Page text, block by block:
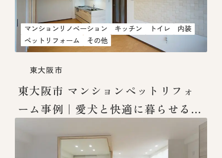
マンションリノベーション キッチン トイレ
内装
ペットリフォーム
その他
東大阪市
東大阪市 マンションペットリフォ
ーム事例｜愛犬と快適に暮らせる住